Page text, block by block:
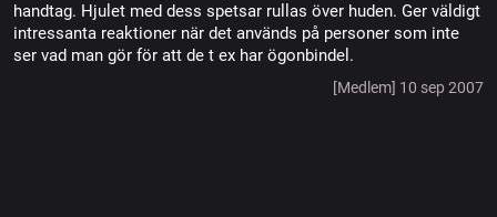
handtag. Hjulet med dess spetsar rullas över huden. Ger väldigt
intressanta reaktioner när det används på personer som inte
ser vad man gör för att de t ex har ögonbindel.
[Medlem] 10 sep 2007